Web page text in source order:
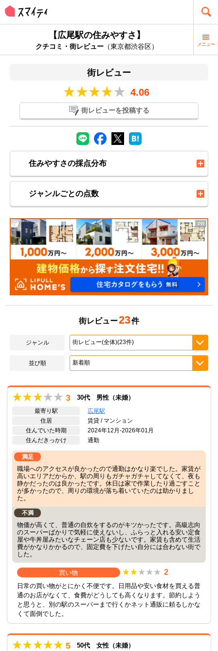
【広尾駅の住みやすさ】
クチコミ・街レビュー（東京都渋谷区） メニュー
街レビュー
4.06
街レビューを投稿する
住みやすさの採点分布
ジャンルごとの点数
街レビュー23件
ジャンル
並び順
3 30代 男性（未婚）
最寄り駅
広尾駅
住居
賃貸 / マンション
住んでいた時期
2024年12月-2026年01月
住んだきっかけ
通勤
満足
職場へのアクセスが良かったので通勤はかなり楽でした。家賃が
高いエリアだからか、駅の周りもガチャガチャしてなくて、夜も
静かだったのは良かったです。休日は家で作業したり過ごすこと
が多かったので、周りの環境が落ち着いていたのは助かりまし
た。
不満
物価が高くて、普通の自炊をするのがキツかったです。高級志向
のスーパーばかりで気軽に使えないし、ふらっと入れる安い定食
屋や牛丼屋みたいなチェーン店も少ないです。家賃も含めて生活
費がかなりかかるので、固定費を下げたい自分には合わない街で
した。
買い物 2
日常の買い物がとにかく不便です。日用品や安い食材を買える普
通のお店がなくて、食費がどうしても高くなります。節約しよう
と思うと、別の駅のスーパーまで行くかネット通販に頼るしかな
くて面倒でした。
5 50代 女性（未婚）